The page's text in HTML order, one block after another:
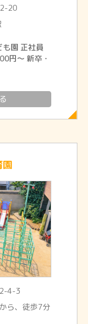
20
園 正社員
円～ 新卒・
園
4-3
ら、徒歩7分